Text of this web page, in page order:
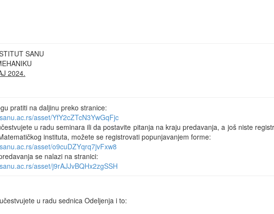
SANU
2024.
pratiti na daljinu preko stranice:
asset/YfY2cZTcN3YwGqFjc
u radu seminara ili da postavite pitanja na kraju predavanja, a još niste
instituta, možete se registrovati popunjavanjem forme:
asset/o9cuDZYqrq7jvFxw8
se nalazi na stranici:
asset/j9rAJJvBQHx2zgSSH
u radu sednica Odeljenja i to: